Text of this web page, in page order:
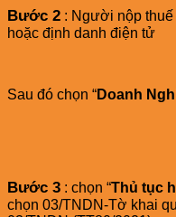
Bước 2 : Người nộp thuế
hoặc định danh điện tử
Sau đó chọn “Doanh
Bước 3 : chọn “Thủ tục
chọn 03/TNDN-Tờ khai